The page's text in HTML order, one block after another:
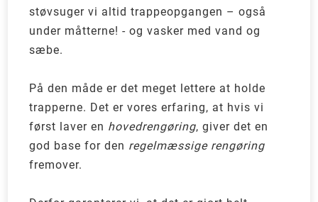
støvsuger vi altid trappeopgangen – også
under måtterne! - og vasker med vand og
sæbe.
På den måde er det meget lettere at holde
trapperne. Det er vores erfaring, at hvis vi
først laver en hovedrengøring, giver det en
god base for den regelmæssige rengøring
fremover.